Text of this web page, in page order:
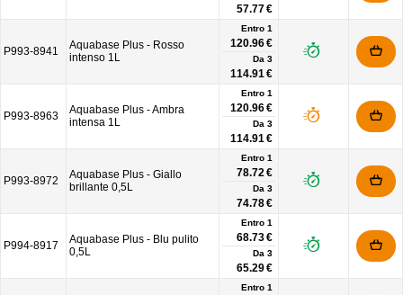
57.77 €
P993-8941
Aquabase Plus - Rosso
intenso 1L
Entro 1
120.96 €
Da 3
114.91 €
P993-8963
Aquabase Plus - Ambra
intensa 1L
Entro 1
120.96 €
Da 3
114.91 €
P993-8972
Aquabase Plus - Giallo
brillante 0,5L
Entro 1
78.72 €
Da 3
74.78 €
P994-8917
Aquabase Plus - Blu pulito
0,5L
Entro 1
68.73 €
Da 3
65.29 €
Entro 1